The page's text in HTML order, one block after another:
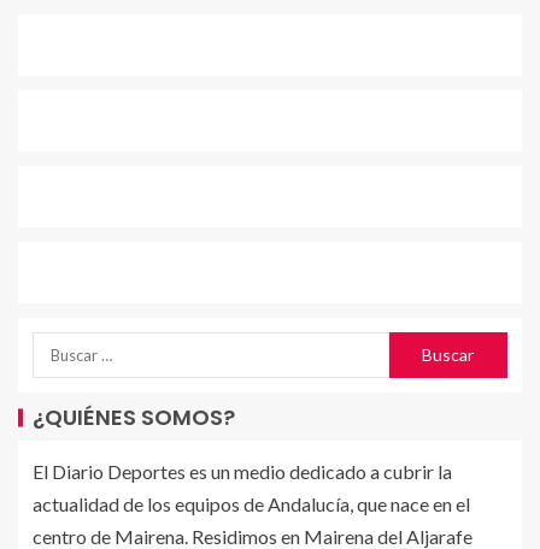
¿QUIÉNES SOMOS?
El Diario Deportes es un medio dedicado a cubrir la
actualidad de los equipos de Andalucía, que nace en el
centro de Mairena. Residimos en Mairena del Aljarafe